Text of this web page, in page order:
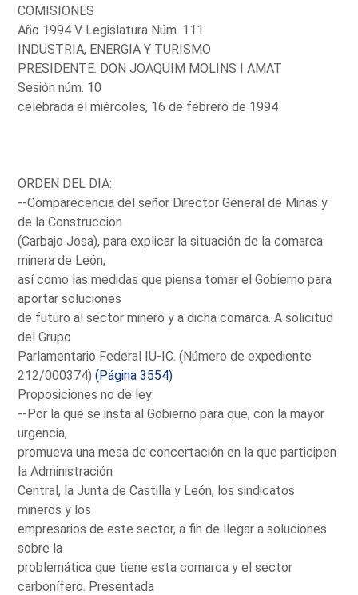
COMISIONES
Año 1994 V Legislatura Núm. 111
INDUSTRIA, ENERGIA Y TURISMO
PRESIDENTE: DON JOAQUIM MOLINS I AMAT
Sesión núm. 10
celebrada el miércoles, 16 de febrero de 1994
ORDEN DEL DIA:
--Comparecencia del señor Director General de Minas y
de la Construcción
(Carbajo Josa), para explicar la situación de la comarca
minera de León,
así como las medidas que piensa tomar el Gobierno para
aportar soluciones
de futuro al sector minero y a dicha comarca. A solicitud
del Grupo
Parlamentario Federal IU-IC. (Número de expediente
212/000374)(Página 3554)
Proposiciones no de ley:
--Por la que se insta al Gobierno para que, con la mayor
urgencia,
promueva una mesa de concertación en la que participen
la Administración
Central, la Junta de Castilla y León, los sindicatos
mineros y los
empresarios de este sector, a fin de llegar a soluciones
sobre la
problemática que tiene esta comarca y el sector
carbonífero. Presentada